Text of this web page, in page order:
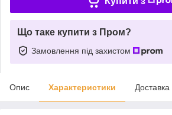
Що таке купити з Пром?
Замовлення під захистом
Опис Характеристики Доставка